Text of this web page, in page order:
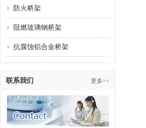
防火桥架
阻燃玻璃钢桥架
抗腐蚀铝合金桥架
联系我们 更多>>